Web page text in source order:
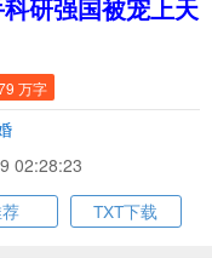
研强国被宠上天
万字
02:28:23
TXT下载